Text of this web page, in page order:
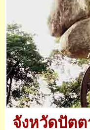
จังหวัดปัต